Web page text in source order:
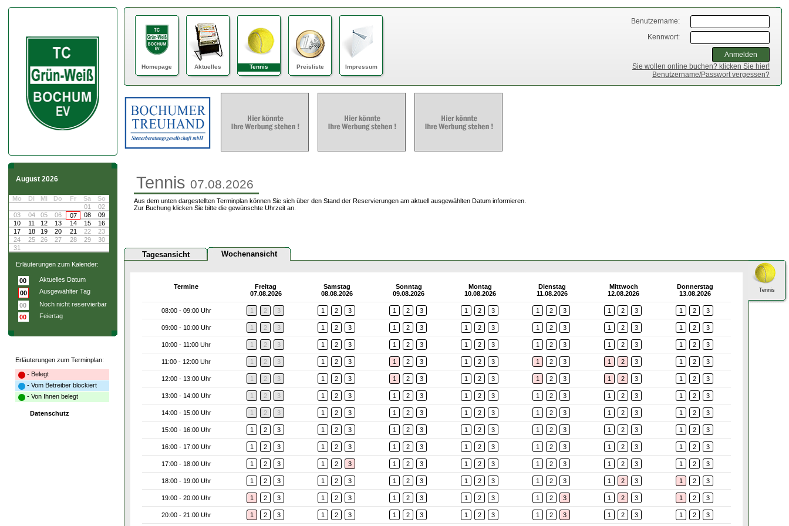
August 2026
Mo Di Mi Do Fr Sa
So
01
02
03
04 05 06 07 08
09
10
11 12 13 14 15
16
17
18 19 20 21 22
23
24
25 26 27 28 29
30
31
Erläuterungen zum Kalender:
00
Aktuelles Datum
00
Ausgewählter Tag
00
Noch nicht reservierbar
00
Feiertag
Erläuterungen zum Terminplan:
- Belegt
- Vom Betreiber blockiert
- Von Ihnen belegt
Datenschutz
Homepage Aktuelles Tennis Preisliste Impressum
Benutzername:
Kennwort:
Sie wollen online buchen? klicken Sie hier!
Benutzername/Passwort vergessen?
Tennis 07.08.2026
Aus dem unten dargestellten Terminplan können Sie sich über den Stand der Reservierungen am aktuell ausgewählten Datum informieren.
Zur Buchung klicken Sie bitte die gewünschte Uhrzeit an.
Tagesansicht Wochenansicht
Termine
Freitag
07.08.2026
Samstag
08.08.2026
Sonntag
09.08.2026
Montag
10.08.2026
Dienstag
11.08.2026
Mittwoch
12.08.2026
Donnerstag
13.08.2026
08:00 - 09:00 Uhr 1 2 3 1 2 3 1 2 3 1 2 3 1 2 3 1 2 3 1 2 3
09:00 - 10:00 Uhr 1 2 3 1 2 3 1 2 3 1 2 3 1 2 3 1 2 3 1 2 3
10:00 - 11:00 Uhr 1 2 3 1 2 3 1 2 3 1 2 3 1 2 3 1 2 3 1 2 3
11:00 - 12:00 Uhr 1 2 3 1 2 3 1 2 3 1 2 3 1 2 3 1 2 3 1 2 3
12:00 - 13:00 Uhr 1 2 3 1 2 3 1 2 3 1 2 3 1 2 3 1 2 3 1 2 3
13:00 - 14:00 Uhr 1 2 3 1 2 3 1 2 3 1 2 3 1 2 3 1 2 3 1 2 3
14:00 - 15:00 Uhr 1 2 3 1 2 3 1 2 3 1 2 3 1 2 3 1 2 3 1 2 3
15:00 - 16:00 Uhr 1 2 3 1 2 3 1 2 3 1 2 3 1 2 3 1 2 3 1 2 3
16:00 - 17:00 Uhr 1 2 3 1 2 3 1 2 3 1 2 3 1 2 3 1 2 3 1 2 3
17:00 - 18:00 Uhr 1 2 3 1 2 3 1 2 3 1 2 3 1 2 3 1 2 3 1 2 3
18:00 - 19:00 Uhr 1 2 3 1 2 3 1 2 3 1 2 3 1 2 3 1 2 3 1 2 3
19:00 - 20:00 Uhr 1 2 3 1 2 3 1 2 3 1 2 3 1 2 3 1 2 3 1 2 3
20:00 - 21:00 Uhr 1 2 3 1 2 3 1 2 3 1 2 3 1 2 3 1 2 3 1 2 3
Tennis